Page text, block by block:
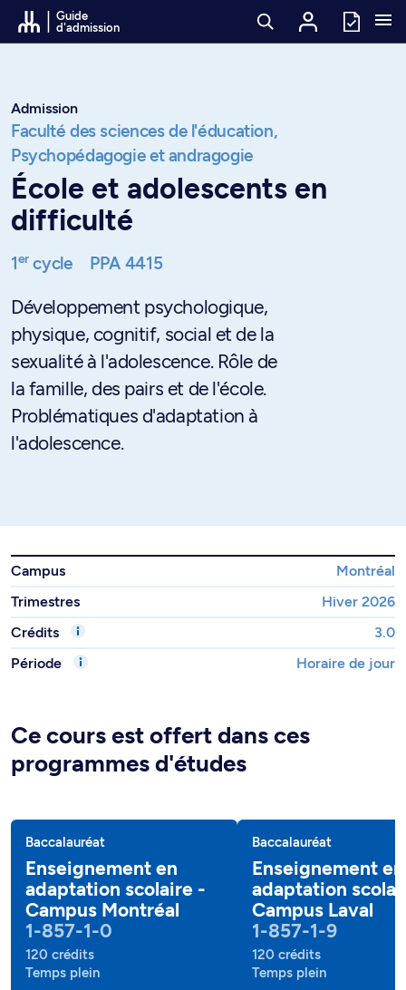
Passer au contenu
Guide
d'admission
Admission
Faculté des sciences de l'éducation,
Psychopédagogie et andragogie
École et adolescents en
difficulté
1ercycle PPA 4415
Développement psychologique,
physique, cognitif, social et de la
sexualité à l'adolescence. Rôle de
la famille, des pairs et de l'école.
Problématiques d'adaptation à
l'adolescence.
Campus
Montréal
Trimestres
Hiver 2026
Crédits
3.0
Période
Horaire de jour
Ce cours est offert dans ces
programmes d'études
Baccalauréat
Enseignement en
adaptation scolaire -
Campus Montréal
1-857-1-0
120 crédits
Temps plein
Baccalauréat
Enseignement en
adaptation
Campus Laval
1-857-1-9
120 crédits
Temps plein